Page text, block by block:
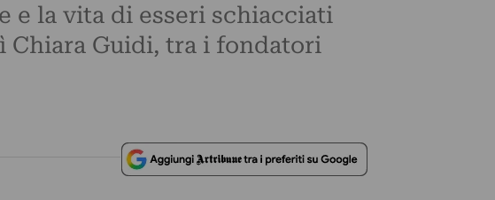
e la vita di esseri schiacciati
Chiara Guidi, tra i fondatori